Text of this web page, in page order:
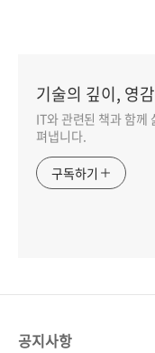
기술의 깊이, 영
IT와 관련된 책과 함께
펴냅니다.
구독하기
공지사항